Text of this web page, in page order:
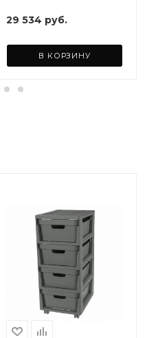
коричневыми
29 534 руб.
В КОРЗИНУ